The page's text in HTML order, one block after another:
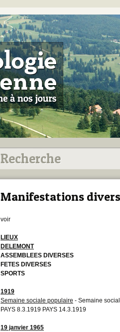
Manifestations
voir
LIEUX
DELEMONT
ASSEMBLEES DIVERSES
FETES DIVERSES
SPORTS
1919
Semaine sociale populaire - Semaine
PAYS 8.3.1919 PAYS 14.3.1919
19 janvier 1965